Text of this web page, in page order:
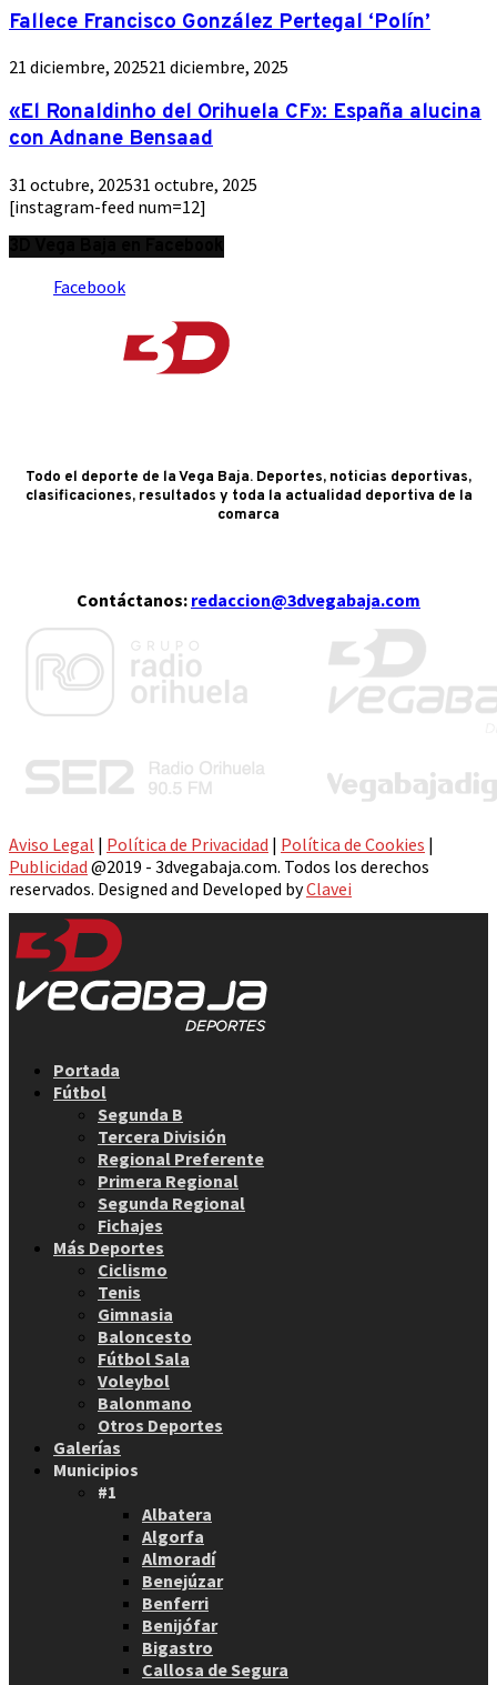
Fallece Francisco González Pertegal ‘Polín’
21 diciembre, 202521 diciembre, 2025
«El Ronaldinho del Orihuela CF»: España alucina
con Adnane Bensaad
31 octubre, 202531 octubre, 2025
[instagram-feed num=12]
Facebook
Todo el deporte de la Vega Baja. Deportes, noticias deportivas,
clasificaciones, resultados y toda la actualidad deportiva de la
comarca
Contáctanos: redaccion@3dvegabaja.com
Aviso Legal | Política de Privacidad | Política de Cookies |
Publicidad @2019 - 3dvegabaja.com. Todos los derechos
reservados. Designed and Developed byClavei
Portada
Fútbol
Segunda B
Tercera División
Regional Preferente
Primera Regional
Segunda Regional
Fichajes
Más Deportes
Ciclismo
Tenis
Gimnasia
Baloncesto
Fútbol Sala
Voleybol
Balonmano
Otros Deportes
Galerías
Municipios
#1
Albatera
Algorfa
Almoradí
Benejúzar
Benferri
Benijófar
Bigastro
Callosa de Segura